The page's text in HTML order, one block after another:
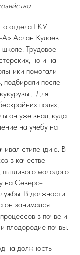
отдела ГКУ
Аслан Кулаев
Трудовое
но и на
помогали
подбирали после
Для
полях,
он уже знал, куда
на учебу на
стипендию. В
в качестве
молодого
на Северо-
В должности
он занимался
в почве и
плодородие почвы.
на должность